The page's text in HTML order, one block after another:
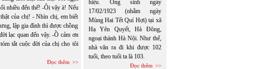
nhiều đến thế! -Ôi vậy à! Nếu
của chị! - Nhìn chị, em biết
lập gia đình thì được chồng
lạc quan đến vậy. -Ồ cảm ơn
tắt cuộc đời của chị cho tôi
Đọc thêm
hiệu. Ông sinh ngày
17/02/1923 (nhằm ngày
Mùng Hai Tết Quí Hợi) tại xã
Hạ Yên Quyết, Hà Đông,
ngoại thành Hà Nội. Như thế,
nhà văn ra đi khi được 102
tuổi, theo tuổi ta là 103.
Đọc thêm